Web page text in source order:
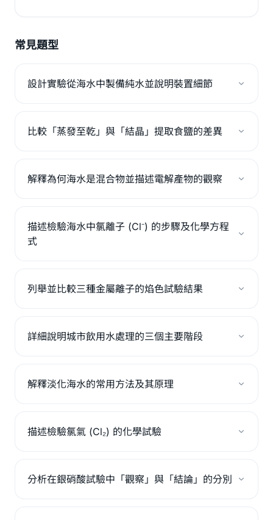
常見題型
設計實驗從海水中製備純水並說明裝置細節
比較「蒸發至乾」與「結晶」提取食鹽的差異
解釋為何海水是混合物並描述電解產物的觀察
描述檢驗海水中氯離子 (Cl⁻) 的步驟及化學方程
式
列舉並比較三種金屬離子的焰色試驗結果
詳細說明城市飲用水處理的三個主要階段
解釋淡化海水的常用方法及其原理
描述檢驗氯氣 (Cl₂) 的化學試驗
分析在銀硝酸試驗中「觀察」與「結論」的分別